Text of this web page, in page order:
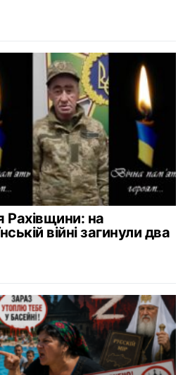
Рахівщини: на
війні загинули два